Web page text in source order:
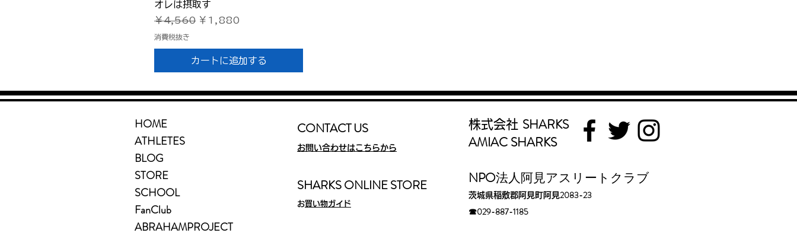
クイックビュー
オレは摂取す
通常価格
￥4,560 セール価格
￥1,880
消費税抜き
カートに追加する
HOME
ATHLETES
BLOG
STORE
SCHOOL
FanClub
ABRAHAMPROJECT
CONTACT US
お問い合わせはこちらから
SHARKS ONLINE STORE
​お買い物ガイド
株式会社 SHARKS
AMIAC SHARKS
​NPO法人阿見アスリートクラブ
茨城県稲敷郡阿見町阿見2083-23
☎029-887-1185​